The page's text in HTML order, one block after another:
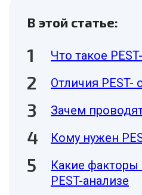
В этой статье:
Что такое
Отличия PEST-
Зачем
Кому нужен
Какие
PEST-анализе